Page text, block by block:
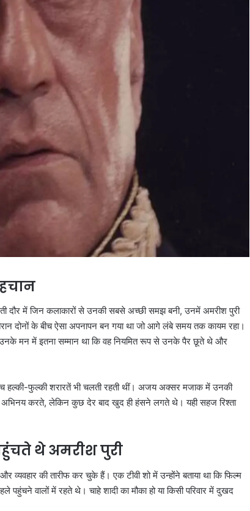
दौर में जिन कलाकारों से उनकी सबसे अच्छी समझ बनी, उनमें अमरीश पुरी
दोनों के बीच ऐसा अपनापन बन गया था जो आगे लंबे समय तक कायम रहा।
मन में इतना सम्मान था कि वह नियमित रूप से उनके पैर छूते थे और
हल्की-फुल्की शरारतें भी चलती रहती थीं। अजय अक्सर मजाक में उनकी
अभिनय करते, लेकिन कुछ देर बाद खुद ही हंसने लगते थे। यही सहज रिश्ता
थे अमरीश पुरी
की तारीफ कर चुके हैं। एक टीवी शो में उन्होंने बताया था कि फिल्म
वालों में रहते थे। चाहे शादी का मौका हो या किसी परिवार में दुखद